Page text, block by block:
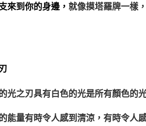
來到你的身邊， 就像摸塔羅牌一樣
光之刃具有白色的光是所有顏色的
能量有時令人感到清涼，有時令人